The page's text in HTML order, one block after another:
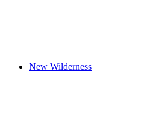
New Wilderness